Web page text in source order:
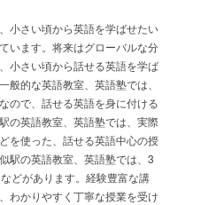
小さい頃から英語を学ばせたい
います。将来はグローバルな分
小さい頃から話せる英語を学ば
般的な英語教室、英語塾では、
ので、話せる英語を身に付ける
の英語教室、英語塾では、実際
を使った、話せる英語中心の授
駅の英語教室、英語塾では、3
どがあります。経験豊富な講
わかりやすく丁寧な授業を受け